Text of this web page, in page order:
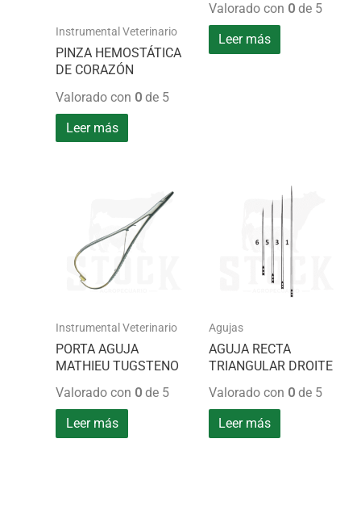
Instrumental Veterinario
PINZA HEMOSTÁTICA
DE CORAZÓN
Valorado con 0 de 5
Leer más
Valorado con 0de 5
Leer más
Instrumental Veterinario
PORTA AGUJA
MATHIEU TUGSTENO
Valorado con 0 de 5
Leer más
Agujas
AGUJA RECTA
TRIANGULAR DROITE
Valorado con 0de 5
Leer más